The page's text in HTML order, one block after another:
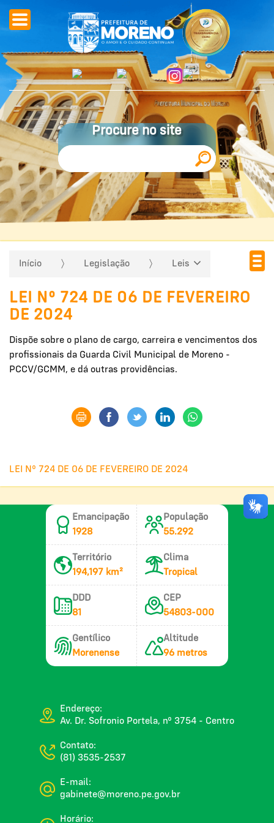
Procure no site
Início Legislação Leis
LEI Nº 724 DE 06 DE FEVEREIRO
DE 2024
Dispõe sobre o plano de cargo, carreira e vencimentos dos
profissionais da Guarda Civil Municipal de Moreno -
PCCV/GCMM, e dá outras providências.
LEI Nº 724 DE 06 DE FEVEREIRO DE 2024
Emancipação
1928
População
55.292
Território
194,197 km²
Clima
Tropical
DDD
81
CEP
54803-000
Gentílico
Morenense
Altitude
96 metros
Endereço:
Av. Dr. Sofronio Portela, nº 3754 - Centro
Contato:
(81) 3535-2537
E-mail:
gabinete@moreno.pe.gov.br
Horário: